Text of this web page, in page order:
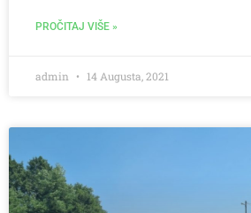
PROČITAJ VIŠE »
admin 14 Augusta, 2021